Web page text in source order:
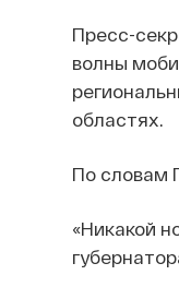
Пресс-
волны
областях.
По словам
«Никакой